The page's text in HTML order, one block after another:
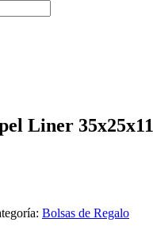
Liner 35x25x11
Bolsas de Regalo